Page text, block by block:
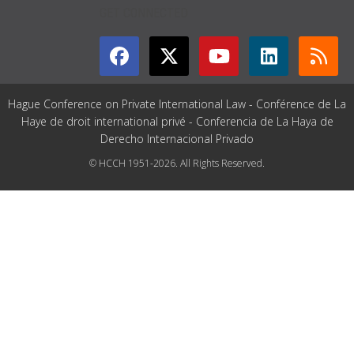
Hague Conference on Private International Law - Conférence de La
Haye de droit international privé - Conferencia de La Haya de
Derecho Internacional Privado
© HCCH 1951-2026. All Rights Reserved.